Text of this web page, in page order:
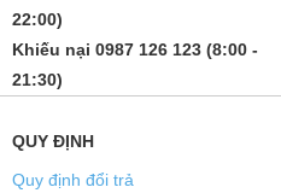
22:00)
Khiếu nại 0987 126 123 (8:00 -
21:30)
QUY ĐỊNH
Quy định đổi trả